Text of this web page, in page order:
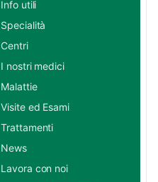
Info utili
Specialità
Centri
I nostri medici
Malattie
Visite ed Esami
Trattamenti
News
Lavora con noi